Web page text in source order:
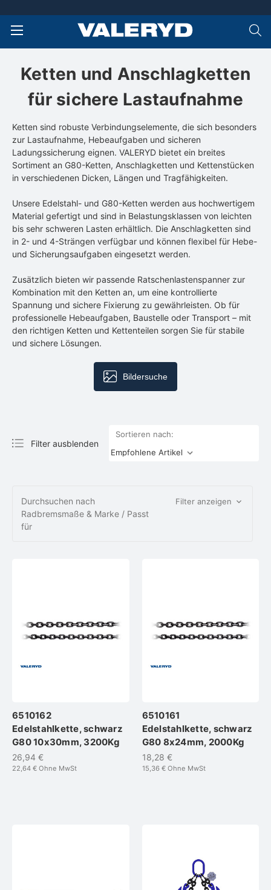
Ketten und Anschlagketten
für sichere Lastaufnahme
Ketten sind robuste Verbindungselemente, die sich besonders
zur Lastaufnahme, Hebeaufgaben und sicheren
Ladungssicherung eignen. VALERYD bietet ein breites
Sortiment an G80-Ketten, Anschlagketten und Kettenstücken
in verschiedenen Dicken, Längen und Tragfähigkeiten.
Unsere Edelstahl- und G80-Ketten werden aus hochwertigem
Material gefertigt und sind in Belastungsklassen von leichten
bis sehr schweren Lasten erhältlich. Die Anschlagketten sind
in 2- und 4-Strängen verfügbar und können flexibel für Hebe-
und Sicherungsaufgaben eingesetzt werden.
Zusätzlich bieten wir passende Ratschenlastenspanner zur
Kombination mit den Ketten an, um eine kontrollierte
Spannung und sichere Fixierung zu gewährleisten. Ob für
professionelle Hebeaufgaben, Baustelle oder Transport – mit
den richtigen Ketten und Kettenteilen sorgen Sie für stabile
und sichere Lösungen.
Bildersuche
Filter ausblenden
Sortieren nach:
Durchsuchen nach
Radbremsmaße & Marke / Passt
für
Filter anzeigen
6510162
Edelstahlkette, schwarz
G80 10x30mm, 3200Kg
26,94 €
22,64 € Ohne MwSt
6510161
Edelstahlkette, schwarz
G80 8x24mm, 2000Kg
18,28 €
15,36 €Ohne MwSt